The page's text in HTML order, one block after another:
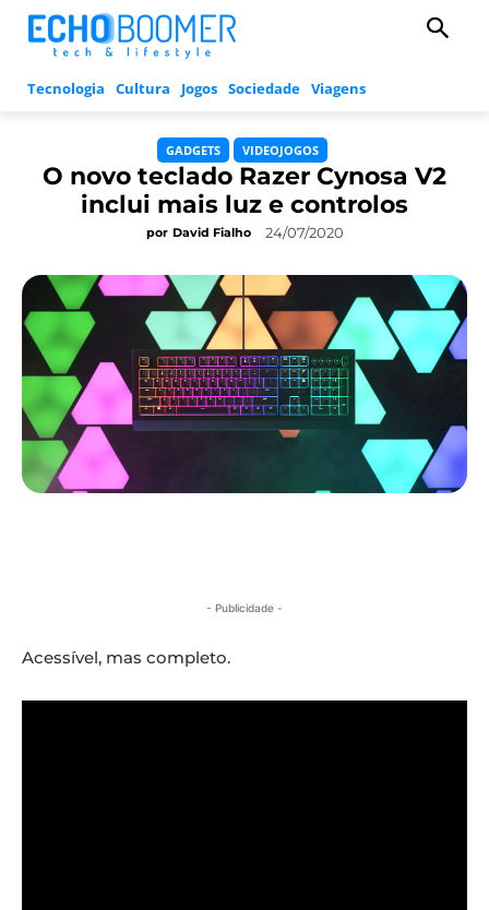
Tecnologia Cultura Jogos Sociedade Viagens
GADGETS VIDEOJOGOS
O novo teclado Razer Cynosa V2
inclui mais luz e controlos
por David Fialho 24/07/2020
- Publicidade -
Acessível, mas completo.